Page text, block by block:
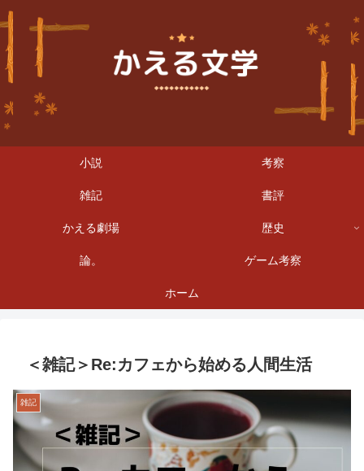
小説 考察
雑記 書評
かえる劇場 歴史
論。 ゲーム考察
ホーム
＜雑記＞Re:カフェから始める人間生活
雑記